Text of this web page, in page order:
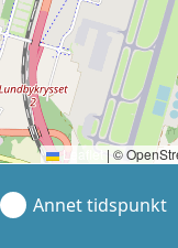
Leaflet | ©
Annet tidspunkt